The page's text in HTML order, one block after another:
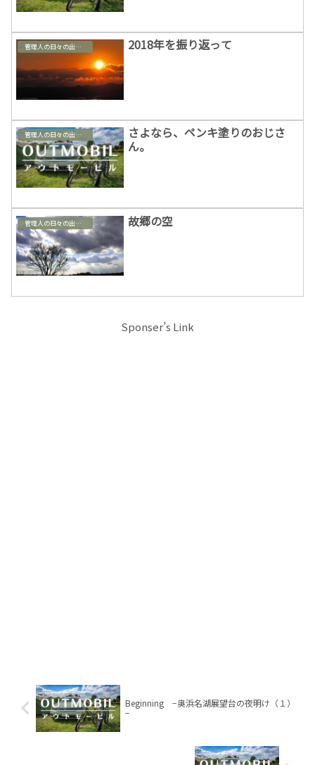
管理人の日々の出来事 2018年を振り返って
管理人の日々の出来事
さよなら、ペンキ塗りのおじさ
ん。
管理人の日々の出来事 故郷の空
Sponser’s Link
Beginning −奥浜名湖展望台の夜明け（１）
−